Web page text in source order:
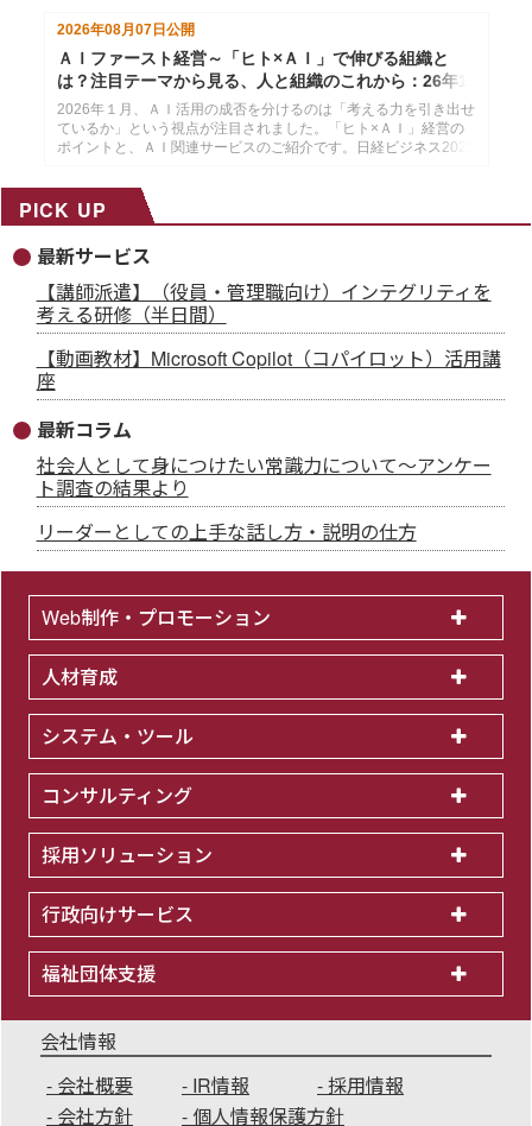
2026年08月07日公開
ＡＩファースト経営～「ヒト×ＡＩ」で伸びる組織と
は？注目テーマから見る、人と組織のこれから：26年1
月14日配信
2026年１月、ＡＩ活用の成否を分けるのは「考える力を引き出せ
ているか」という視点が注目されました。「ヒト×ＡＩ」経営の
ポイントと、ＡＩ関連サービスのご紹介です。日経ビジネス2025
ールマガジン26年１月14配信分です。
PICK UP
最新サービス
【講師派遣】（役員・管理職向け）インテグリティを
考える研修（半日間）
【動画教材】Microsoft Copilot（コパイロット）活用講
座
最新コラム
社会人として身につけたい常識力について～アンケー
ト調査の結果より
リーダーとしての上手な話し方・説明の仕方
Web制作・プロモーション
人材育成
システム・ツール
コンサルティング
採用ソリューション
行政向けサービス
福祉団体支援
会社情報
会社概要
IR情報
採用情報
会社方針
個人情報保護方針